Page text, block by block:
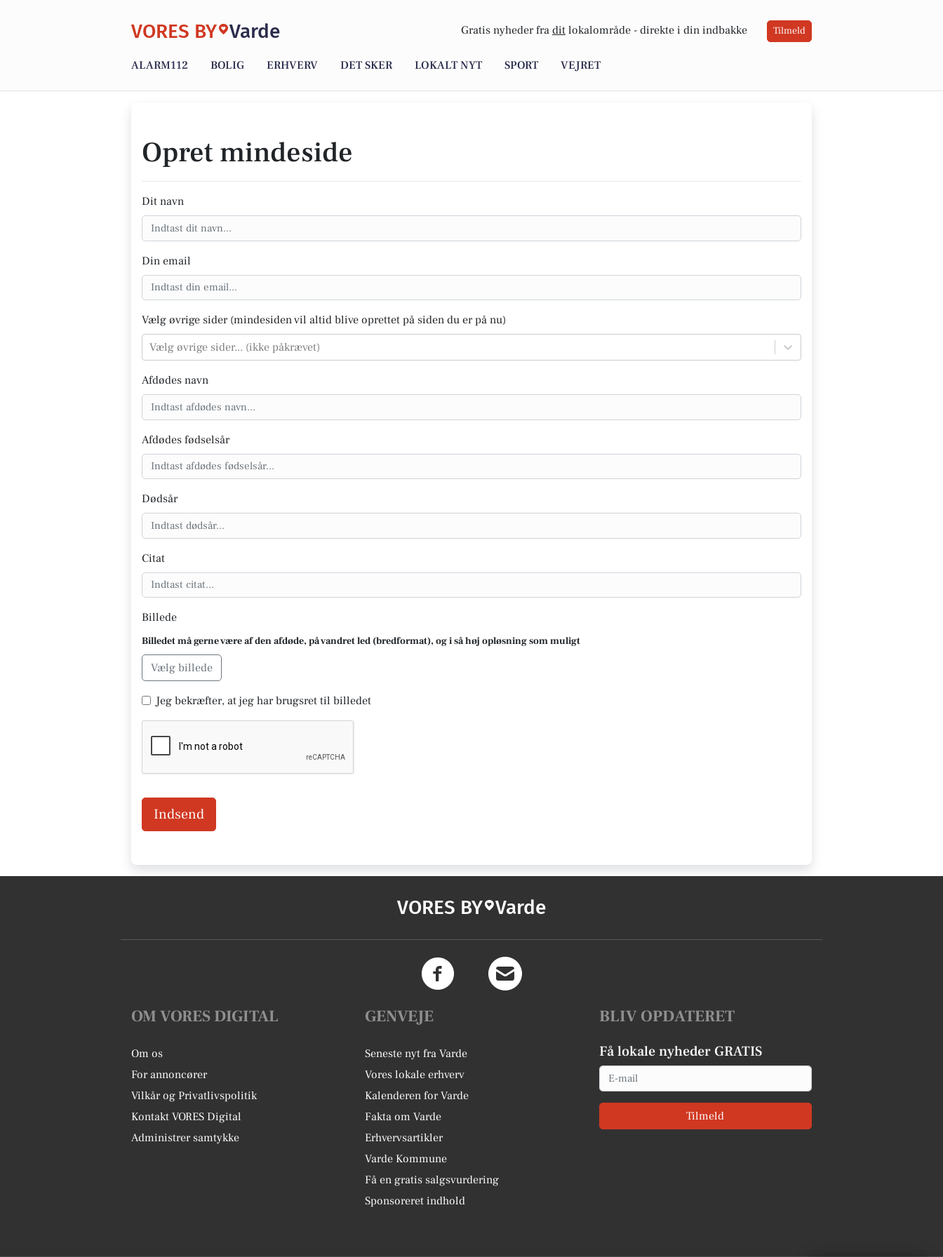
VORES BY Varde Gratis nyheder fra dit lokalområde - direkte i din indbakke Tilmeld
ALARM112 BOLIG ERHVERV DET SKER LOKALT NYT SPORT VEJRET
Opret mindeside
Dit navn
Din email
Vælg øvrige sider (mindesiden vil altid blive oprettet på siden du er på nu)
Vælg øvrige sider... (ikke påkrævet)
Afdødes navn
Afdødes fødselsår
Dødsår
Citat
Billede
Billedet må gerne være af den afdøde, på vandret led (bredformat), og i så høj opløsning som muligt
Vælg billede
Jeg bekræfter, at jeg har brugsret til billedet
Indsend
VORES BY Varde
OM VORES DIGITAL
Om os
For annoncører
Vilkår og Privatlivspolitik
Kontakt VORES Digital
Administrer samtykke
GENVEJE
Seneste nyt fra Varde
Vores lokale erhverv
Kalenderen for Varde
Fakta om Varde
Erhvervsartikler
Varde Kommune
Få en gratis salgsvurdering
Sponsoreret indhold
BLIV OPDATERET
Få lokale nyheder GRATIS
Email
Tilmeld